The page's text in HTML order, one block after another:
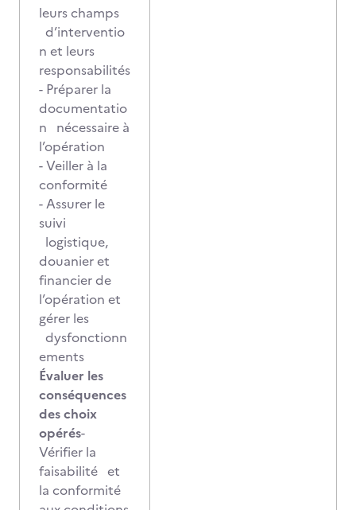
leurs champs
d’interventio
n et leurs
responsabilités
- Préparer la
documentatio
n nécessaire à
l’opération
- Veiller à la
conformité
- Assurer le
suivi
logistique,
douanier et
financier de
l’opération et
gérer les
dysfonctionn
ements
Évaluer les
conséquences
des choix
opérés-
Vérifier la
faisabilité et
la conformité